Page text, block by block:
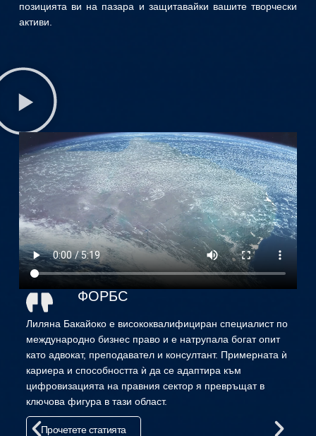
позицията ви на пазара и защитавайки вашите творчески
активи.
ФОРБС
Лиляна Бакайоко е висококвалифициран специалист по
международно бизнес право и е натрупала богат опит
като адвокат, преподавател и консултант. Примерната ѝ
кариера и способността ѝ да се адаптира към
цифровизацията на правния сектор я превръщат в
ключова фигура в тази област.
Прочетете статията